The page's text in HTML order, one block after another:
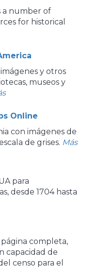
a number of
for historical
y otros
museos y
Online
con imágenes de
de grises. Más
para
desde 1704 hasta
completa,
capacidad de
censo para el